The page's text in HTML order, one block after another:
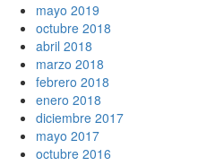
mayo 2019
octubre 2018
abril 2018
marzo 2018
febrero 2018
enero 2018
diciembre 2017
mayo 2017
octubre 2016